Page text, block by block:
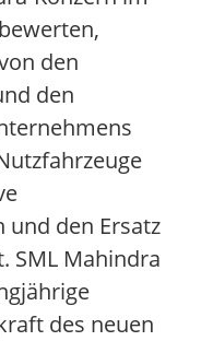
den
den
den Ersatz
SML Mahindra
des neuen